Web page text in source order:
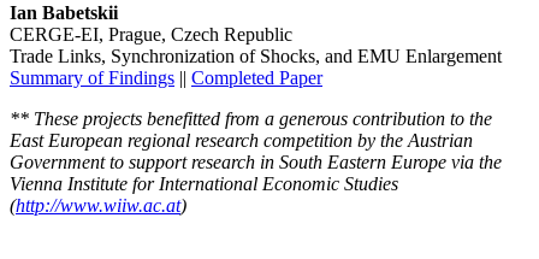
Ian Babetskii
CERGE-EI, Prague, Czech Republic
Trade Links, Synchronization of Shocks, and EMU Enlargement
Summary of Findings || Completed Paper
** These projects benefitted from a generous contribution to the
East European regional research competition by the Austrian
Government to support research in South Eastern Europe via the
Vienna Institute for International Economic Studies
(http://www.wiiw.ac.at)